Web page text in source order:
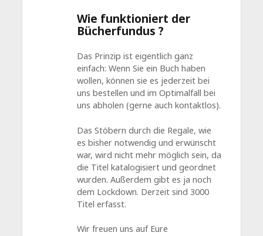
Wie funktioniert der
Bücherfundus ?
Das Prinzip ist eigentlich ganz
einfach: Wenn Sie ein Buch haben
wollen, können sie es jederzeit bei
uns bestellen und im Optimalfall bei
uns abholen (gerne auch kontaktlos).
Das Stöbern durch die Regale, wie
es bisher notwendig und erwünscht
war, wird nicht mehr möglich sein, da
die Titel katalogisiert und geordnet
wurden. Außerdem gibt es ja noch
dem Lockdown. Derzeit sind 3000
Titel erfasst.
Wir freuen uns auf Eure